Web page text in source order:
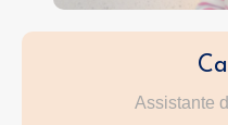
Assistante